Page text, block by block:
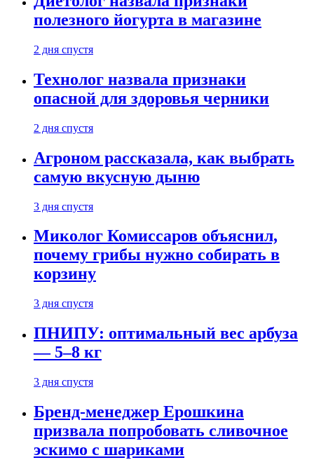
полезного йогурта в магазине
2 дня спустя
Технолог назвала признаки
опасной для здоровья черники
2 дня спустя
Агроном рассказала, как выбрать
самую вкусную дыню
3 дня спустя
Миколог Комиссаров объяснил,
почему грибы нужно собирать в
корзину
3 дня спустя
ПНИПУ: оптимальный вес арбуза
— 5–8 кг
3 дня спустя
Бренд-менеджер Ерошкина
призвала попробовать сливочное
эскимо с шариками